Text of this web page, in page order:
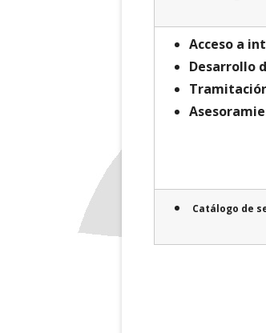
Desarrollo
Catálogo de